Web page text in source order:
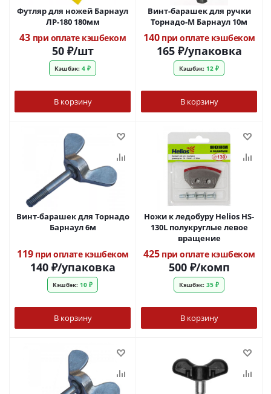
Футляр для ножей Барнаул
ЛР-180 180мм
43 при оплате кэшбеком
50₽/шт
Кэшбэк: 4 ₽
В корзину
Винт-барашек для ручки
Торнадо-М Барнаул 10м
140при оплате кэшбеком
165₽/упаковка
Кэшбэк: 12 ₽
В корзину
Винт-барашек для Торнадо
Барнаул 6м
119при оплате кэшбеком
140₽/упаковка
Кэшбэк: 10 ₽
В корзину
Ножи к ледобуру Helios HS-
130L полукруглые левое
вращение
425при оплате кэшбеком
500₽/комп
Кэшбэк: 35 ₽
В корзину